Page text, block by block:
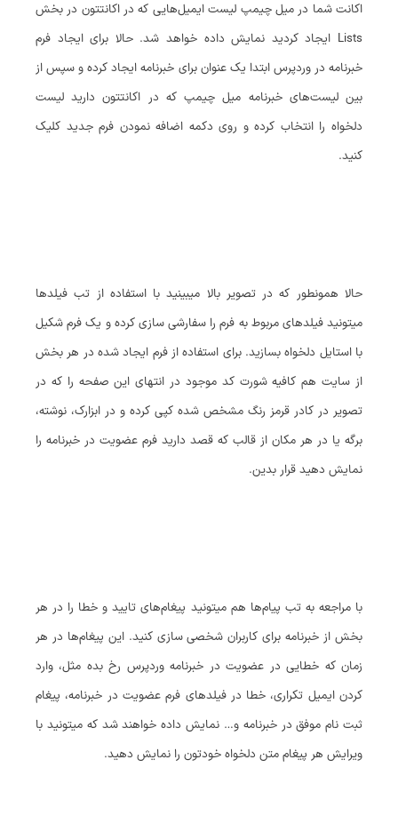
اکانت شما در میل چیمپ لیست ایمیل‌هایی که در اکانتتون در بخش
Lists ایجاد کردید نمایش داده خواهد شد. حالا برای ایجاد فرم
خبرنامه در وردپرس ابتدا یک عنوان برای خبرنامه ایجاد کرده و سپس از
بین لیست‌های خبرنامه میل چیمپ که در اکانتتون دارید لیست
دلخواه را انتخاب کرده و روی دکمه اضافه نمودن فرم جدید کلیک
کنید.
حالا همونطور که در تصویر بالا میبینید با استفاده از تب فیلدها
میتونید فیلدهای مربوط به فرم را سفارشی سازی کرده و یک فرم شکیل
با استایل دلخواه بسازید. برای استفاده از فرم ایجاد شده در هر بخش
از سایت هم کافیه شورت کد موجود در انتهای این صفحه را که در
تصویر در کادر قرمز رنگ مشخص شده کپی کرده و در ابزارک، نوشته،
برگه یا در هر مکان از قالب که قصد دارید فرم عضویت در خبرنامه را
نمایش دهید قرار بدین.
با مراجعه به تب پیام‌ها هم میتونید پیغام‌های تایید و خطا را در هر
بخش از خبرنامه برای کاربران شخصی سازی کنید. این پیغام‌ها در هر
زمان که خطایی در عضویت در خبرنامه وردپرس رخ بده مثل، وارد
کردن ایمیل تکراری، خطا در فیلدهای فرم عضویت در خبرنامه، پیغام
ثبت نام موفق در خبرنامه و… نمایش داده خواهند شد که میتونید با
ویرایش هر پیغام متن دلخواه خودتون را نمایش دهید.